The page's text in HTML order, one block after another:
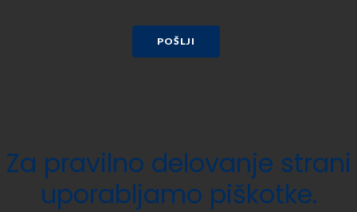
POŠLJI
Za pravilno delovanje strani
uporabljamo piškotke.